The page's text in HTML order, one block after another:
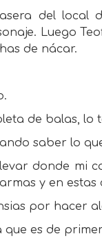
del local
Luego
de nácar.
de balas, lo
saber lo
donde mi
y en estas
por hacer
es de